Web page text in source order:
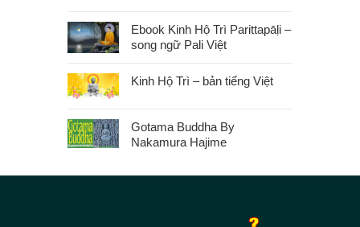
Ebook Kinh Hộ Trì Parittapāḷi –
song ngữ Pali Việt
Kinh Hộ Trì – bản tiếng Việt
Gotama Buddha By
Nakamura Hajime